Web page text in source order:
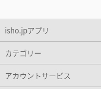
isho.jpアプリ
カテゴリー
アカウントサービス